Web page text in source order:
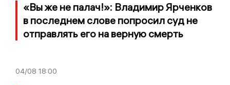
«Вы же не палач!»: Владимир Ярченков
в последнем слове попросил суд не
отправлять его на верную смерть
04/08 18:00